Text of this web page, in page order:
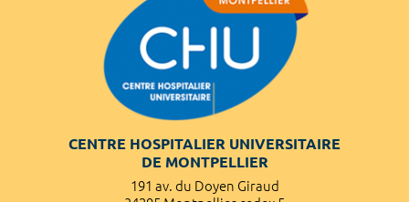
CENTRE HOSPITALIER UNIVERSITAIRE
DE MONTPELLIER
191 av. du Doyen Giraud